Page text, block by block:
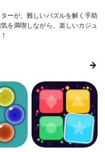
ーが、難しいパズルを解く手助
を満喫しながら、楽しいカジュ